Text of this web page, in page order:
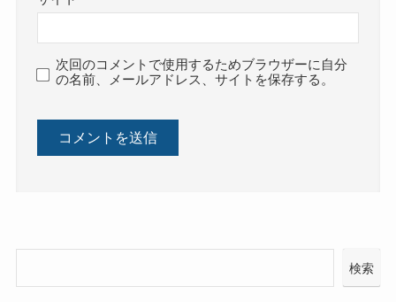
次回のコメントで使用するためブラウザーに自分
の名前、メールアドレス、サイトを保存する。
検索